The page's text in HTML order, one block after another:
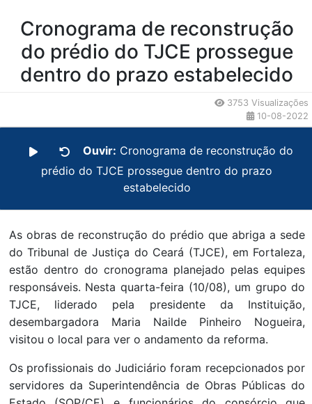
Cronograma de reconstrução
do prédio do TJCE prossegue
dentro do prazo estabelecido
3753 Visualizações
10-08-2022
Ouvir: Cronograma de reconstrução do
prédio do TJCE prossegue dentro do prazo
estabelecido
As obras de reconstrução do prédio que abriga a sede
do Tribunal de Justiça do Ceará (TJCE), em Fortaleza,
estão dentro do cronograma planejado pelas equipes
responsáveis. Nesta quarta-feira (10/08), um grupo do
TJCE, liderado pela presidente da Instituição,
desembargadora Maria Nailde Pinheiro Nogueira,
visitou o local para ver o andamento da reforma.
Os profissionais do Judiciário foram recepcionados por
servidores da Superintendência de Obras Públicas do